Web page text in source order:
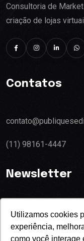
Utilizamos cookies
experiência,
como você interage
Consultoria de
criação de lojas
Contatos
(11) 98161-4447
Newsletter
Eu concordo com